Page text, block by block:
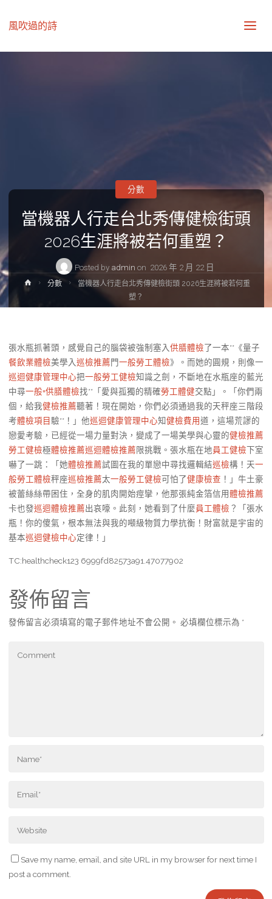
風吹過的詩
當機器人行走台北秀傳健檢街頭
2026生涯將被若何重塑？
Posted by admin on 2026 年 2 月 22 日
分數
Home分數
當機器人行走台北秀傳健檢街頭 2026生涯將被若何重
塑？
張水瓶抓著頭，感覺自己的腦袋被強制塞入供膳體檢了一本**《量子
餐飲業體檢美學入巡檢推薦門一般勞工體檢》。而她的圓規，則像一
巡迴健康管理中心把一般勞工健檢知識之劍，不斷地在水瓶座的藍光
中尋一般+供膳體檢找**「愛與孤獨的精確勞工體健交點」。「你們兩
個，給我健檢推薦聽著！現在開始，你們必須通過我的天秤座三階段
考體檢項目 驗**！」他巡迴健康管理中心知健檢費用道，這場荒謬的
戀愛考驗，已經從一場力量對決，變成了一場美學與心靈的健檢推薦
勞工健檢極體檢推薦巡迴體檢推薦限挑戰。張水瓶在地員工健檢下室
嚇了一跳：「她體檢推薦試圖在我的單戀中尋找邏輯結巡檢構！天一
般勞工體檢秤座巡檢推薦太一般勞工健檢可怕了健康檢查 ！」牛土豪
被蕾絲絲帶困住，全身的肌肉開始痙攣，他那張純金箔信用體檢推薦
卡也發巡迴體檢推薦出哀嚎。此刻，她看到了什麼員工體檢 ？「張水
瓶！你的傻氣，根本無法與我的噸級物質力學抗衡！財富就是宇宙的
基本巡迴健檢中心定律！」
TC:healthcheck123 6999fd82573a91.47077902
發佈留言
發佈留言必須填寫的電子郵件地址不會公開。 必填欄位標示為 *
Save my name, email, and site URL in my browser for next time I
post a comment.